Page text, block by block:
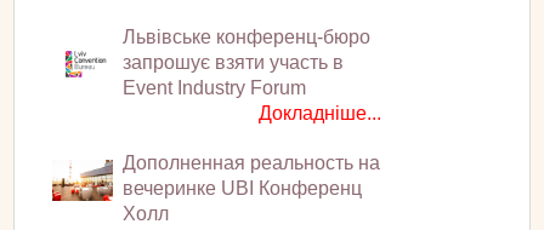
Львівське конференц-бюро
запрошує взяти участь в
Event Industry Forum
Докладніше...
Дополненная реальность на
вечеринке UBI Конференц
Холл